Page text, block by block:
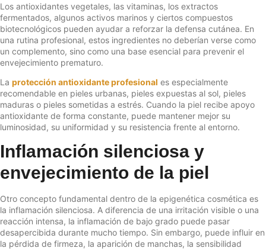
Los antioxidantes vegetales, las vitaminas, los extractos
fermentados, algunos activos marinos y ciertos compuestos
biotecnológicos pueden ayudar a reforzar la defensa cutánea. En
una rutina profesional, estos ingredientes no deberían verse como
un complemento, sino como una base esencial para prevenir el
envejecimiento prematuro.
La protección antioxidante profesional es especialmente
recomendable en pieles urbanas, pieles expuestas al sol, pieles
maduras o pieles sometidas a estrés. Cuando la piel recibe apoyo
antioxidante de forma constante, puede mantener mejor su
luminosidad, su uniformidad y su resistencia frente al entorno.
Inflamación silenciosa y
envejecimiento de la piel
Otro concepto fundamental dentro de la epigenética cosmética es
la inflamación silenciosa. A diferencia de una irritación visible o una
reacción intensa, la inflamación de bajo grado puede pasar
desapercibida durante mucho tiempo. Sin embargo, puede influir en
la pérdida de firmeza, la aparición de manchas, la sensibilidad